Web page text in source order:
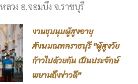
ลวง อ.จอมบึง จ.ราชบุรี
งานชุมนุมผู้สูงอายุ
สังฆมณฑลราชบุรี "ผู้สูงวัย
ก้าวไปด้วยกัน เป็นประจักษ์
พยานถึงข่าวดี"